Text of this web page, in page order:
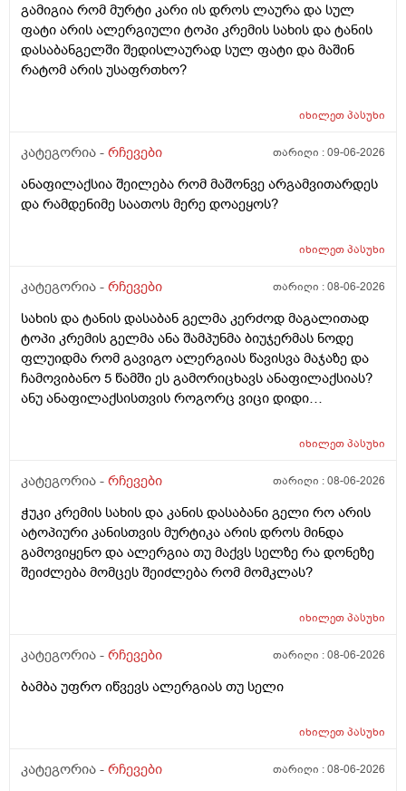
გამიგია რომ მურტი კარი ის დროს ლაურა და სულ
ფატი არის ალერგიული ტოპი კრემის სახის და ტანის
დასაბანგელში შედისლაურად სულ ფატი და მაშინ
რატომ არის უსაფრთხო?
იხილეთპასუხი
კატეგორია - რჩევები თარიღი :09-06-2026
ანაფილაქსია შეილება რომ მაშონვე არგამვითარდეს
და რამდენიმე საათოს მერე დოაეყოს?
იხილეთპასუხი
კატეგორია - რჩევები თარიღი :08-06-2026
სახის და ტანის დასაბან გელმა კერძოდ მაგალითად
ტოპი კრემის გელმა ანა შამპუნმა ბიუჯერმას ნოდე
ფლუიდმა რომ გავიგო ალერგიას წავისვა მაჯაზე და
ჩამოვიბანო 5 წამში ეს გამორიცხავს ანაფილაქსიას?
ანუ ანაფილაქსისთვის როგორც ვიცი დიდი
ანაფილაქცია განვითარდეს სწორია? ანუ იმ
კონკრეტული რაღაც ნივთიერების მიმართ ეს ტესტი
ტესტი დიდი დიდი გამოყაროს ხო?
იხილეთპასუხი
კატეგორია - რჩევები თარიღი :08-06-2026
ჭუკი კრემის სახის და კანის დასაბანი გელი რო არის
ატოპიური კანისთვის მურტიკა არის დროს მინდა
გამოვიყენო და ალერგია თუ მაქვს სელზე რა დონეზე
შეიძლება მომცეს შეიძლება რომ მომკლას?
იხილეთპასუხი
კატეგორია - რჩევები თარიღი :08-06-2026
ბამბა უფრო იწვევს ალერგიას თუ სელი
იხილეთპასუხი
კატეგორია - რჩევები თარიღი :08-06-2026